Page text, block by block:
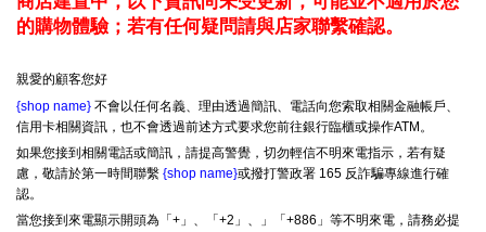
的購物體驗；若有任何疑問請與店家聯繫確認。
親愛的顧客您好
{shop name} 不會以任何名義、理由透過簡訊、電話向您索取相關金融帳戶、
信用卡相關資訊，也不會透過前述方式要求您前往銀行臨櫃或操作ATM。
如果您接到相關電話或簡訊，請提高警覺，切勿輕信不明來電指示，若有疑
慮，敬請於第一時間聯繫 {shop name}或撥打警政署 165 反詐騙專線進行確
認。
當您接到來電顯示開頭為「+」、「+2」、」「+886」等不明來電，請務必提